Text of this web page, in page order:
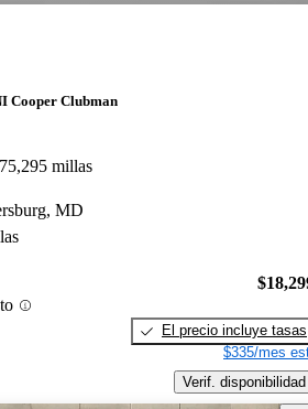
Cooper Clubman
75,295 millas
MD
El precio incluye tasas
$335/mes
Verif. disponibilidad